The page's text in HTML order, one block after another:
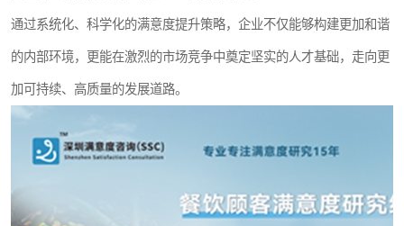
通过系统化、科学化的满意度提升策略，企业不仅能够构建更加和谐
的内部环境，更能在激烈的市场竞争中奠定坚实的人才基础，走向更
加可持续、高质量的发展道路。